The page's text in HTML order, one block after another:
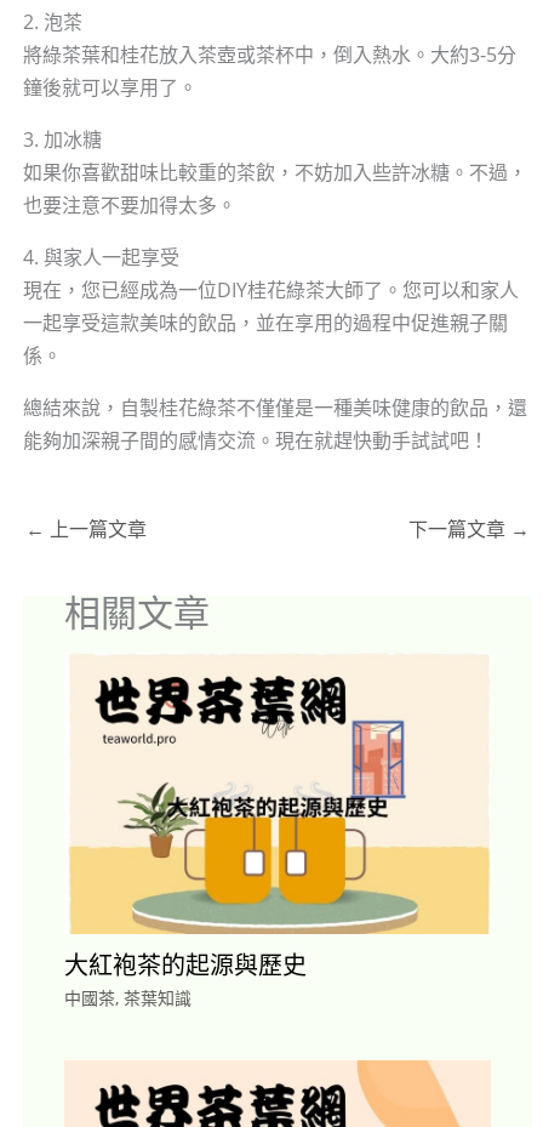
2. 泡茶
將綠茶葉和桂花放入茶壺或茶杯中，倒入熱水。大約3-5分
鐘後就可以享用了。
3. 加冰糖
如果你喜歡甜味比較重的茶飲，不妨加入些許冰糖。不過，
也要注意不要加得太多。
4. 與家人一起享受
現在，您已經成為一位DIY桂花綠茶大師了。您可以和家人
一起享受這款美味的飲品，並在享用的過程中促進親子關
係。
總結來說，自製桂花綠茶不僅僅是一種美味健康的飲品，還
能夠加深親子間的感情交流。現在就趕快動手試試吧！
← 上一篇文章 下一篇文章 →
相關文章
大紅袍茶的起源與歷史
中國茶, 茶葉知識